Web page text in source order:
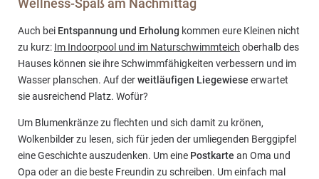
Wellness-Spaß am Nachmittag
Auch bei Entspannung und Erholung kommen eure Kleinen nicht
zu kurz: Im Indoorpool und im Naturschwimmteich oberhalb des
Hauses können sie ihre Schwimmfähigkeiten verbessern und im
Wasser planschen. Auf derweitläufigen Liegewiese erwartet
sie ausreichend Platz. Wofür?
Um Blumenkränze zu flechten und sich damit zu krönen,
Wolkenbilder zu lesen, sich für jeden der umliegenden Berggipfel
eine Geschichte auszudenken. Um eine Postkarte an Oma und
Opa oder an die beste Freundin zu schreiben. Um einfach mal